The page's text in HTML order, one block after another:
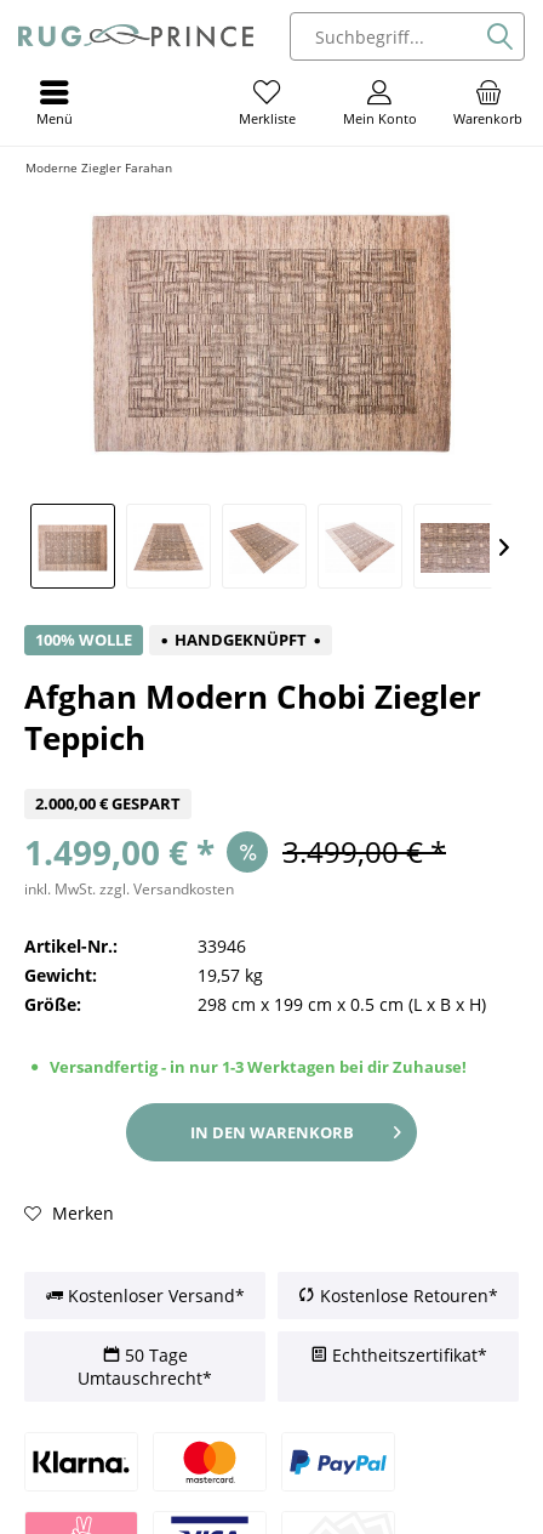
Warenkorb
Mein Konto
Merkliste
Menü
Moderne Ziegler Farahan
100% WOLLE HANDGEKNÜPFT
Afghan Modern Chobi Ziegler
Teppich
2.000,00 € GESPART
1.499,00 € * 3.499,00 € *
inkl. MwSt.zzgl. Versandkosten
Artikel-Nr.:
33946
Gewicht:
19,57 kg
Größe:
298 cm x 199 cm x 0.5 cm (L x B x H)
Versandfertig - in nur 1-3 Werktagen bei dir Zuhause!
IN DEN WARENKORB
Merken
Kostenloser Versand* Kostenlose Retouren*
50 Tage
Umtauschrecht*
Echtheitszertifikat*